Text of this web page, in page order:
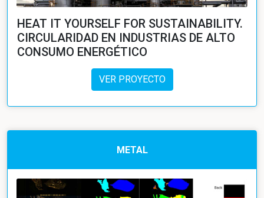
HEAT IT YOURSELF FOR SUSTAINABILITY.
CIRCULARIDAD EN INDUSTRIAS DE ALTO
CONSUMO ENERGÉTICO
VER PROYECTO
METAL